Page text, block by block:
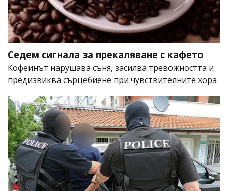
Седем сигнала за прекаляване с кафето
Кофеинът нарушава съня, засилва тревожността и
предизвиква сърцебиене при чувствителните хора